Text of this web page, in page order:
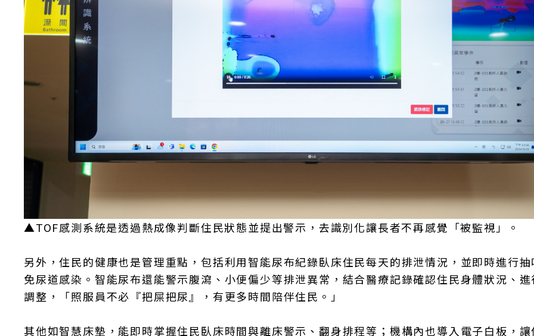
▲TOF感測系統是透過熱成像判斷住民狀態並提出警示，去識別化讓長者不再感覺「被監視」。
另外，住民的健康也是管理重點，包括利用智能尿布紀錄臥床住民每天的排泄情況，並即時進行
免尿道感染。智能尿布還能警示腹瀉、小便偏少等排泄異常，結合醫療記錄確認住民身體狀況、
調整，「照服員不必『把屎把尿』，有更多時間陪伴住民。」
其他如智慧床墊，能即時掌握住民臥床時間與離床警示、翻身排程等；機構內也導入電子白板，